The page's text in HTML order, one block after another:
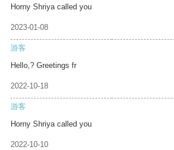
Horny Shriya called you
2023-01-08
游客
Hello,? Greetings fr
2022-10-18
游客
Horny Shriya called you
2022-10-10